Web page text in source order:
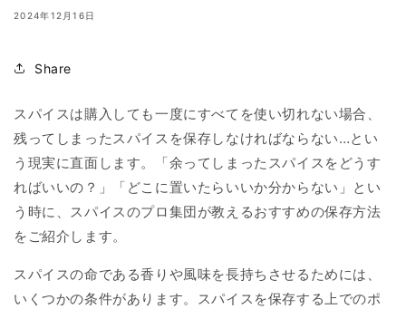
2024年12月16日
Share
スパイスは購入しても一度にすべてを使い切れない場合、
残ってしまったスパイスを保存しなければならない…とい
う現実に直面します。「余ってしまったスパイスをどうす
ればいいの？」「どこに置いたらいいか分からない」とい
う時に、スパイスのプロ集団が教えるおすすめの保存方法
をご紹介します。
スパイスの命である香りや風味を長持ちさせるためには、
いくつかの条件があります。スパイスを保存する上でのポ